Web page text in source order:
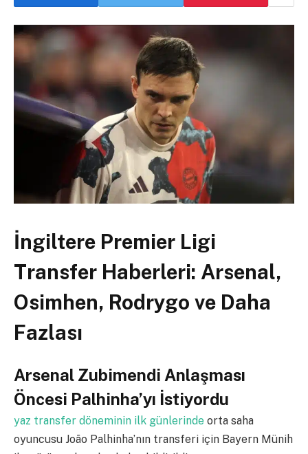
İngiltere Premier Ligi
Transfer Haberleri: Arsenal,
Osimhen, Rodrygo ve Daha
Fazlası
Arsenal Zubimendi Anlaşması
Öncesi Palhinha’yı İstiyordu
yaz transfer döneminin ilk günlerinde orta saha
oyuncusu João Palhinha’nın transferi için Bayern Münih